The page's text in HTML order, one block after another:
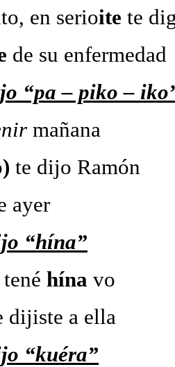
en serioite
de su enfermedad
“pa – piko –
te dijo
ayer
“hína”
hína
dijiste a ella
“kuéra”